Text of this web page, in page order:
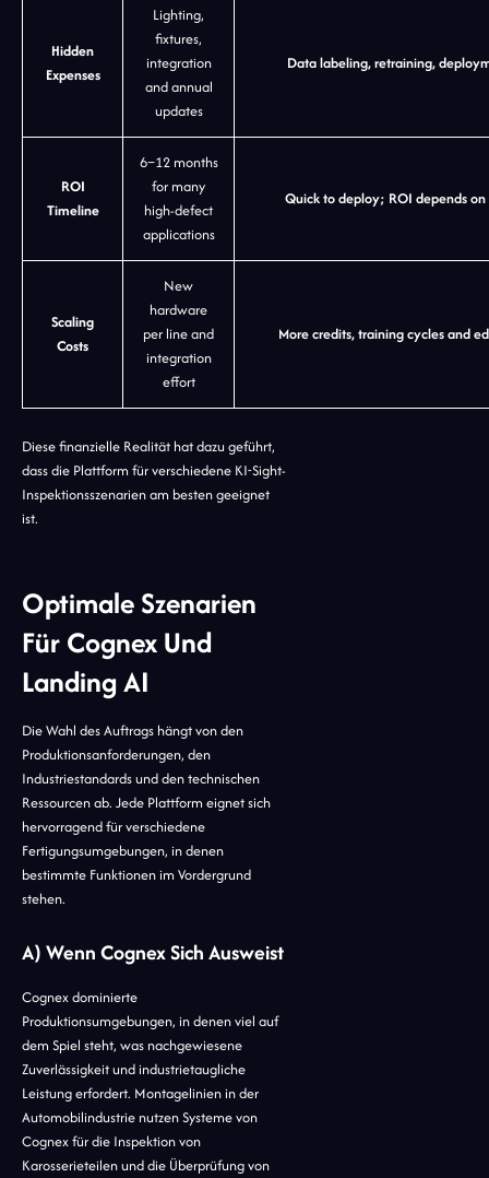
Hidden
Expenses
Lighting,
fixtures,
integration
and annual
updates
Data labeling, retraining,
ROI
Timeline
6–12 months
for many
high-defect
applications
Quick to deploy; ROI depends
Scaling
Costs
New
hardware
per line and
integration
effort
More credits, training cycles and
Diese finanzielle Realität hat dazu geführt,
dass die Plattform für verschiedene KI-Sight-
Inspektionsszenarien am besten geeignet
ist.
Optimale Szenarien
Für Cognex Und
Landing AI
Die Wahl des Auftrags hängt von den
Produktionsanforderungen, den
Industriestandards und den technischen
Ressourcen ab. Jede Plattform eignet sich
hervorragend für verschiedene
Fertigungsumgebungen, in denen
bestimmte Funktionen im Vordergrund
stehen.
A) Wenn Cognex Sich Ausweist
Cognex dominierte
Produktionsumgebungen, in denen viel auf
dem Spiel steht, was nachgewiesene
Zuverlässigkeit und industrietaugliche
Leistung erfordert. Montagelinien in der
Automobilindustrie nutzen Systeme von
Cognex für die Inspektion von
Karosserieteilen und die Überprüfung von